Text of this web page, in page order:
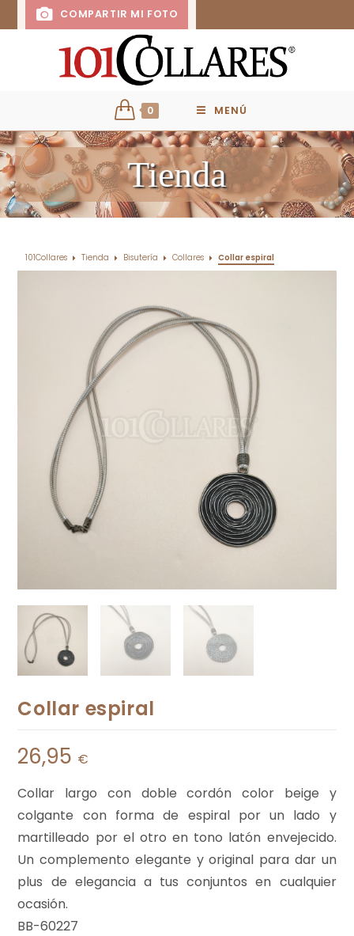
COMPARTIR MI FOTO
0 MENÚ
Tienda
101Collares Tienda Bisutería Collares Collar espiral
Collar espiral
26,95 €
Collar largo con doble cordón color beige y
colgante con forma de espiral por un lado y
martilleado por el otro en tono latón envejecido.
Un complemento elegante y original para dar un
plus de elegancia a tus conjuntos en cualquier
ocasión.
BB-60227